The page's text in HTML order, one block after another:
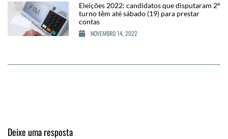
Eleições 2022: candidatos que disputaram 2º
turno têm até sábado (19) para prestar
contas
NOVEMBRO 14, 2022
Deixe uma resposta